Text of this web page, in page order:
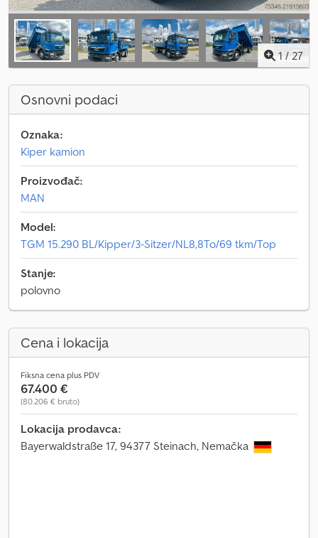
1 / 27
Osnovni podaci
Oznaka:
Kiper kamion
Proizvođač:
MAN
Model:
TGM 15.290 BL/Kipper/3-Sitzer/NL8,8To/69 tkm/Top
Stanje:
polovno
Cena i lokacija
Fiksna cena plus PDV
67.400 €
(80.206 € bruto)
Lokacija prodavca:
Bayerwaldstraße 17, 94377 Steinach, Nemačka